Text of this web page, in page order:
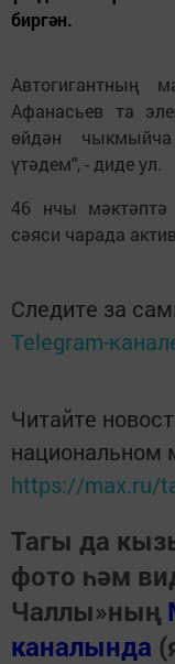
биргән.
Автогигантның
Афанасьев та
өйдән
үтәдем", - диде ул.
46 нчы
сәяси чарада
Следите за
Telegram-
Читайте
национальном
https://max.ru/
Тагы да
фото һәм
Чаллы»ның
каналында